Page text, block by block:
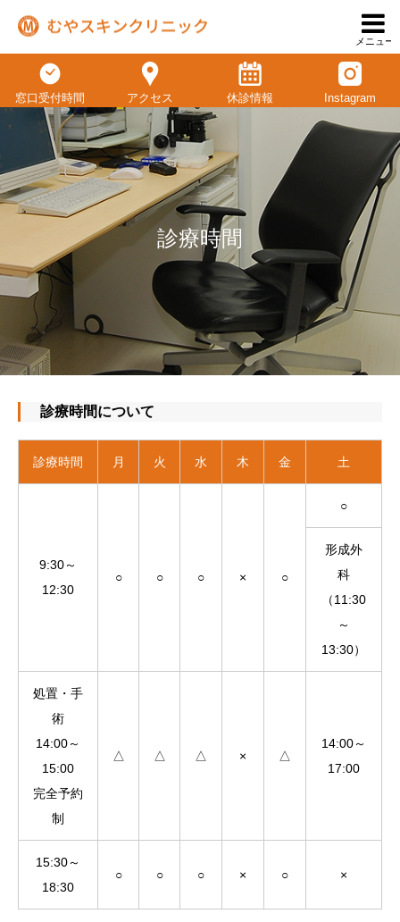
メニュー
窓口受付時間 アクセス 休診情報 Instagram
診療時間
診療時間について
診療時間 月 火 水 木 金 土
9:30～
12:30
○ ○ ○ × ○
○
形成外
科
（11:30
～
13:30）
処置・手
術
14:00～
15:00
完全予約
制
△ △ △ × △
14:00～
17:00
15:30～
18:30
○ ○ ○ × ○ ×